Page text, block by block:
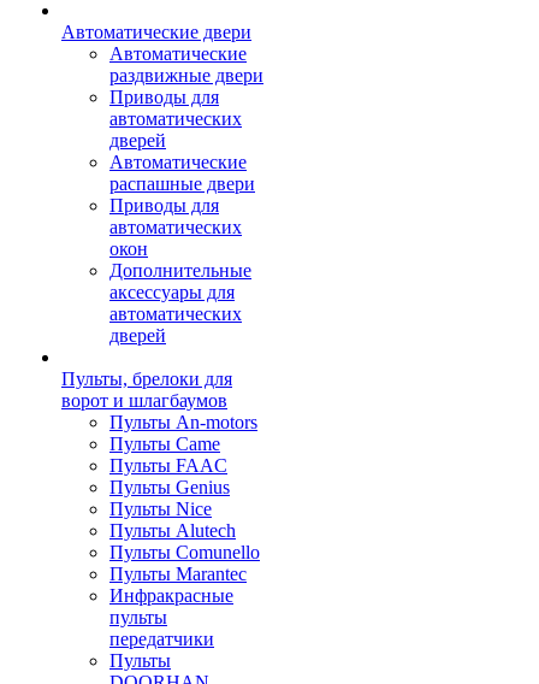
Автоматические двери
Автоматические
раздвижные двери
Приводы для
автоматических
дверей
Автоматические
распашные двери
Приводы для
автоматических
окон
Дополнительные
аксессуары для
автоматических
дверей
Пульты, брелоки для
ворот и шлагбаумов
Пульты An-motors
Пульты Came
Пульты FAAC
Пульты Genius
Пульты Nice
Пульты Alutech
Пульты Сomunello
Пульты Marantec
Инфракрасные
пульты
передатчики
Пульты